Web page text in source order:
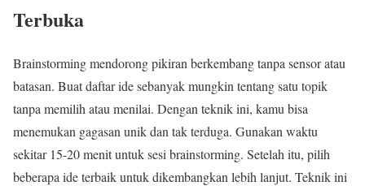
Terbuka
Brainstorming mendorong pikiran berkembang tanpa sensor atau
batasan. Buat daftar ide sebanyak mungkin tentang satu topik
tanpa memilih atau menilai. Dengan teknik ini, kamu bisa
menemukan gagasan unik dan tak terduga. Gunakan waktu
sekitar 15-20 menit untuk sesi brainstorming. Setelah itu, pilih
beberapa ide terbaik untuk dikembangkan lebih lanjut. Teknik ini